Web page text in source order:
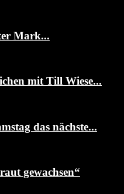
Mark...
mit Till Wiese...
das nächste...
gewachsen“